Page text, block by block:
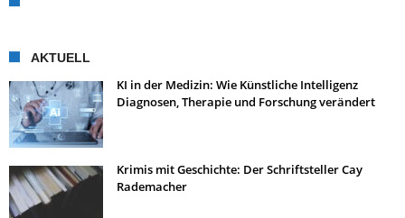
AKTUELL
KI in der Medizin: Wie Künstliche Intelligenz
Diagnosen, Therapie und Forschung verändert
Krimis mit Geschichte: Der Schriftsteller Cay
Rademacher